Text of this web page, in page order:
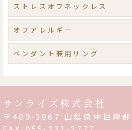
ストレスオフネックレス
オフアレルギー
ペンダント兼用リング
サンライズ株式会社
〒409-3867 山梨県中巨摩